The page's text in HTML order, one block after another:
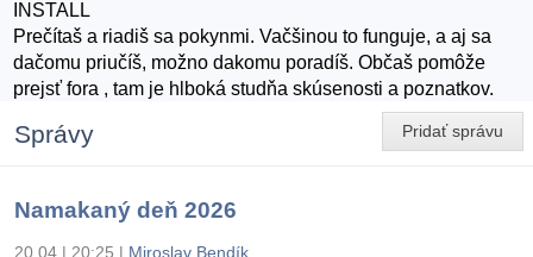
INSTALL
Prečítaš a riadiš sa pokynmi. Vačšinou to funguje, a aj sa
dačomu priučíš, možno dakomu poradíš. Občaš pomôže
prejsť fora , tam je hlboká studňa skúsenosti a poznatkov.
Pridať správu
Správy
Namakaný deň 2026
20.04 | 20:25 | Miroslav Bendík